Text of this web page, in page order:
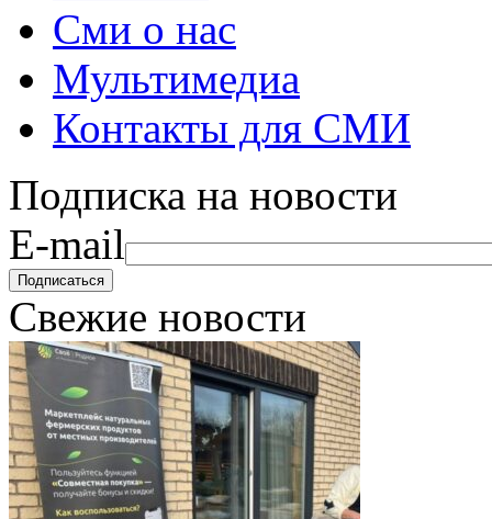
Сми о нас
Мультимедиа
Контакты для СМИ
Подписка на новости
E-mail
Свежие новости